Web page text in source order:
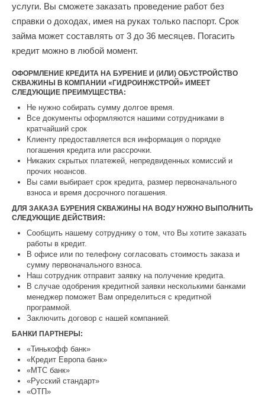
услуги. Вы сможете заказать проведение работ без
справки о доходах, имея на руках только паспорт. Срок
займа может составлять от 3 до 36 месяцев. Погасить
кредит можно в любой момент.
ОФОРМЛЕНИЕ КРЕДИТА НА БУРЕНИЕ И (ИЛИ) ОБУСТРОЙСТВО
СКВАЖИНЫ В КОМПАНИИ «ГИДРОИНЖСТРОЙ» ИМЕЕТ
СЛЕДУЮЩИЕ ПРЕИМУЩЕСТВА:
Не нужно собирать сумму долгое время.
Все документы оформляются нашими сотрудниками в
кратчайший срок
Клиенту предоставляется вся информация о порядке
погашения кредита или рассрочки.
Никаких скрытых платежей, непредвиденных комиссий и
прочих нюансов.
Вы сами выбирает срок кредита, размер первоначального
взноса и время досрочного погашения.
ДЛЯ ЗАКАЗА БУРЕНИЯ СКВАЖИНЫ НА ВОДУ НУЖНО ВЫПОЛНИТЬ
СЛЕДУЮЩИЕ ДЕЙСТВИЯ:
Сообщить нашему сотруднику о том, что Вы хотите заказать
работы в кредит.
В офисе или по телефону согласовать стоимость заказа и
сумму первоначального взноса.
Наш сотрудник отправит заявку на получение кредита.
В случае одобрения кредитной заявки несколькими банками
менеджер поможет Вам определиться с кредитной
программой.
Заключить договор с нашей компанией.
БАНКИ ПАРТНЕРЫ:
«Тинькофф банк»
«Кредит Европа банк»
«МТС банк»
«Русский стандарт»
«ОТП»